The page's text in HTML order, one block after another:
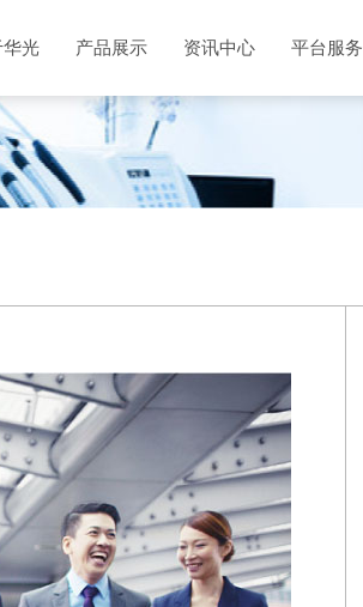
华光 产品展示 资讯中心 平台服务